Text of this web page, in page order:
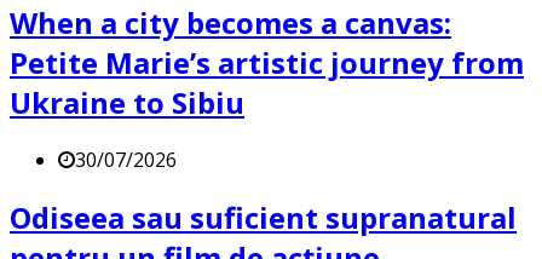
When a city becomes a canvas:
Petite Marie’s artistic journey from
Ukraine to Sibiu
30/07/2026
Odiseea sau suficient supranatural